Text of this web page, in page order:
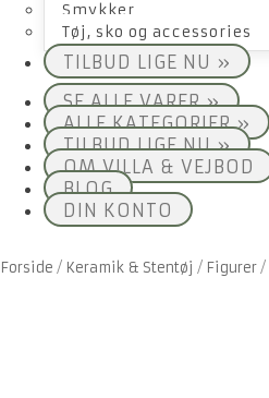
Smykker
Tøj, sko og accessories
TILBUD LIGE NU »
SE ALLE VARER »
ALLE KATEGORIER »
TILBUD LIGE NU »
OM VILLA & VEJBOD
BLOG
DIN KONTO
Forside / Keramik & Stentøj / Figurer/